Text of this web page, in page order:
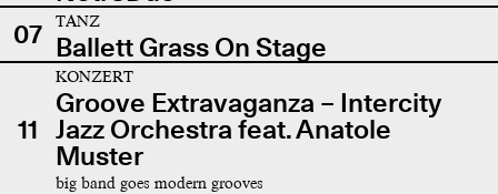
07
TANZ
Ballett Grass On Stage
11
KONZERT
Groove Extravaganza – Intercity
Jazz Orchestra feat. Anatole
Muster
big band goes modern grooves